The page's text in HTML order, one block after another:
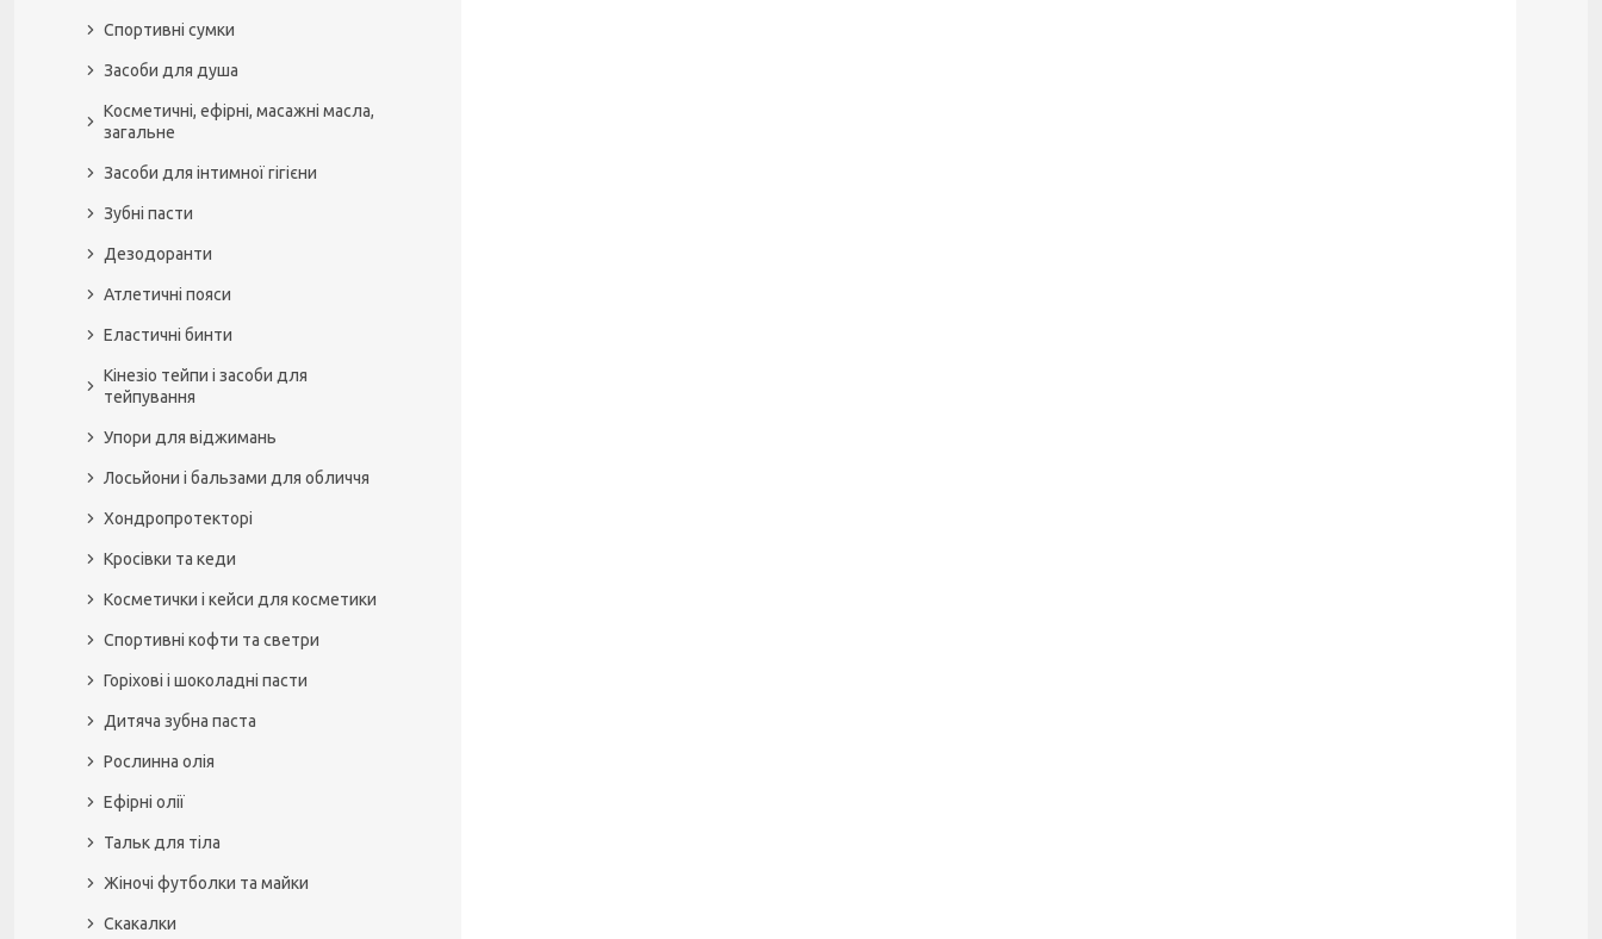
Спортивні сумки
Засоби для душа
Косметичні, ефірні, масажні масла,
загальне
Засоби для інтимної гігієни
Зубні пасти
Дезодоранти
Атлетичні пояси
Еластичні бинти
Кінезіо тейпи і засоби для
тейпування
Упори для віджимань
Лосьйони і бальзами для обличчя
Хондропротекторі
Кросівки та кеди
Косметички і кейси для косметики
Спортивні кофти та светри
Горіхові і шоколадні пасти
Дитяча зубна паста
Рослинна олія
Ефірні олії
Тальк для тіла
Жіночі футболки та майки
Скакалки